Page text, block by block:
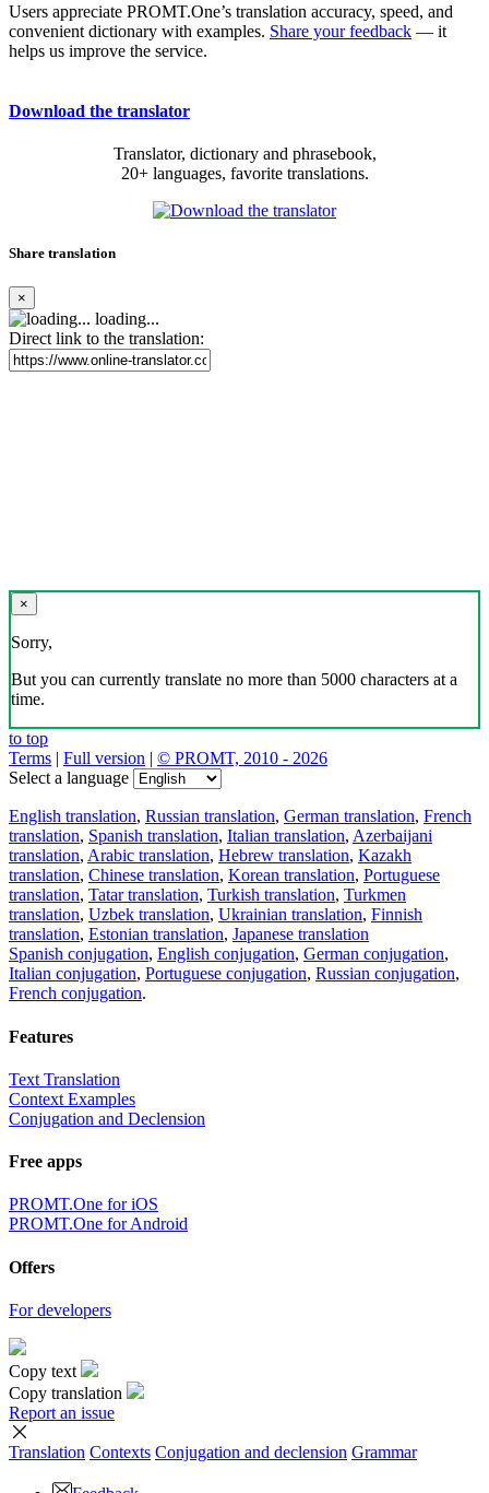
Users appreciate PROMT.One’s translation accuracy, speed, and
convenient dictionary with examples. Share your feedback — it
helps us improve the service.
Download the translator
Translator, dictionary and phrasebook,
20+ languages, favorite translations.
Share translation
×
loading...
Direct link to the translation:
×
Sorry,
But you can currently translate no more than 5000 characters at a
time.
to top
Terms | Full version | © PROMT, 2010 - 2026
Select a language
English translation, Russian translation, German translation, French
translation, Spanish translation, Italian translation, Azerbaijani
translation, Arabic translation, Hebrew translation, Kazakh
translation, Chinese translation, Korean translation, Portuguese
translation, Tatar translation, Turkish translation, Turkmen
translation, Uzbek translation, Ukrainian translation, Finnish
translation, Estonian translation, Japanese translation
Spanish conjugation, English conjugation, German conjugation,
Italian conjugation, Portuguese conjugation, Russian conjugation,
French conjugation.
Features
Text Translation
Context Examples
Conjugation and Declension
Free apps
PROMT.One for iOS
PROMT.One for Android
Offers
For developers
Copy text
Copy translation
Report an issue
Translation Contexts Conjugation and declension Grammar